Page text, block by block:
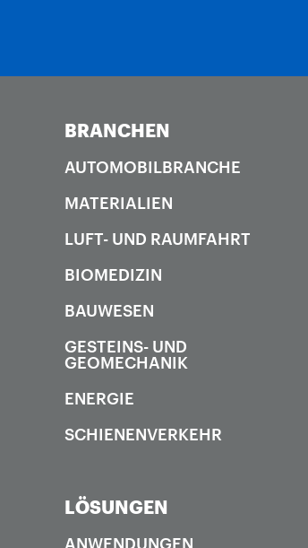
BRANCHEN
AUTOMOBILBRANCHE
MATERIALIEN
LUFT- UND RAUMFAHRT
BIOMEDIZIN
BAUWESEN
GESTEINS- UND
GEOMECHANIK
ENERGIE
SCHIENENVERKEHR
LÖSUNGEN
ANWENDUNGEN